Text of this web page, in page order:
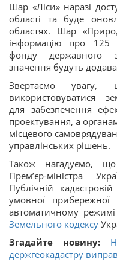
Шар «Ліси» наразі
області та буде
областях. Шар
інформацію про 125
фонду державного
значення будуть
Звертаємо
використовуватися
для забезпечення
проектування, а
місцевого
управлінських рішень.
Також нагадуємо,
Прем’єр-міністра
Публічній
умовної
автоматичному
Земельного кодексу
Згадайте новину:
держгеокадастру